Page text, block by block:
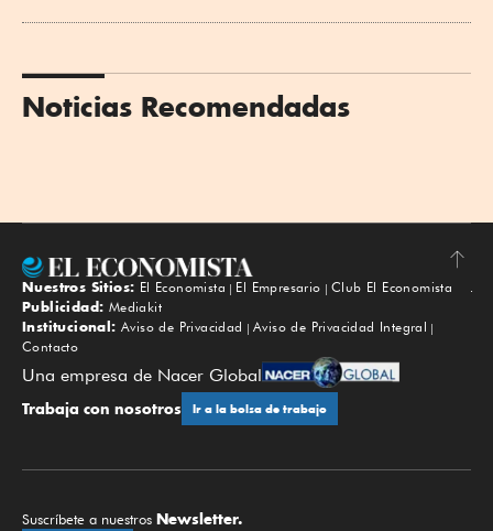
Noticias Recomendadas
Subir
Nuestros Sitios: El Economista El Empresario
Club El Economista
Publicidad: Mediakit
Institucional: Aviso de Privacidad
Aviso de Privacidad Integral
Contacto
Una empresa de Nacer Global
Trabaja con nosotros Ir a la bolsa de trabajo
Suscríbete a nuestros Newsletter.